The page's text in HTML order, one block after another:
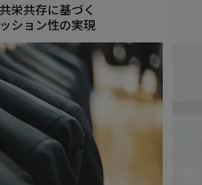
栄共存に基づく
ション性の実現